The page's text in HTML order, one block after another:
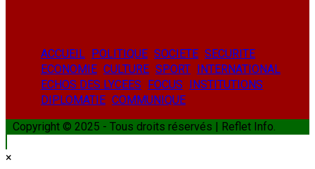
ACCUEIL POLITIQUE SOCIETE SECURITE
ECONOMIE CULTURE SPORT INTERNATIONAL
ECHOS DES LYCEES FOCUS INSTITUTIONS
DIPLOMATIE COMMUNIQUE
Copyright © 2025 - Tous droits réservés | Reflet Info.
×